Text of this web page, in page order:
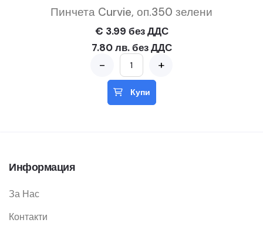
Пинчета Curvie, оп.350 зелени
€ 3.99 без ДДС
7.80 лв. без ДДС
- +
Купи
Информация
За Нас
Контакти